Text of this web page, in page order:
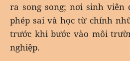
ra song song; nơi sinh viên
phép sai và học từ chính
trước khi bước vào môi
nghiệp.